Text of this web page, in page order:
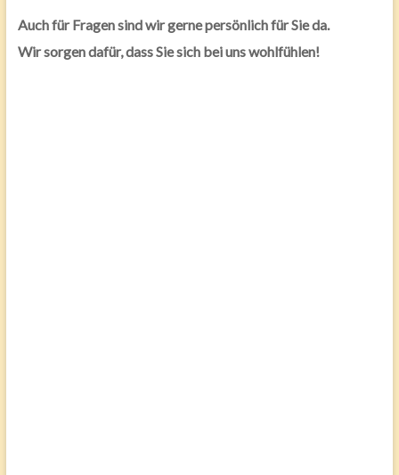
Auch für Fragen sind wir gerne persönlich für Sie da.
Wir sorgen dafür, dass Sie sich bei uns wohlfühlen!